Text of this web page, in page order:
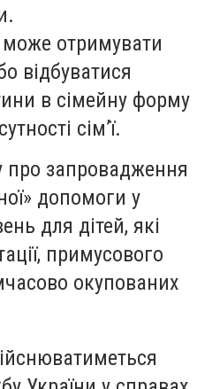
отримувати
відбуватися
в сімейну форму
сім’ї.
про запровадження
допомоги у
для дітей, які
примусового
окупованих